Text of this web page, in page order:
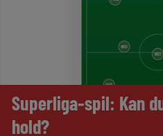
Superliga-spil: Kan
hold?